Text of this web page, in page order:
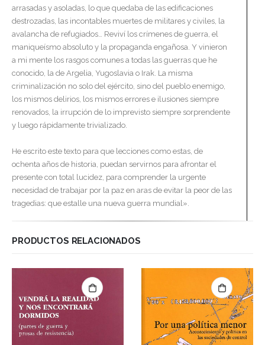
arrasadas y asoladas, lo que quedaba de las edificaciones
destrozadas, las incontables muertes de militares y civiles, la
avalancha de refugiados… Reviví los crímenes de guerra, el
maniqueísmo absoluto y la propaganda engañosa. Y vinieron
a mi mente los rasgos comunes a todas las guerras que he
conocido, la de Argelia, Yugoslavia o Irak. La misma
criminalización no solo del ejército, sino del pueblo enemigo,
los mismos delirios, los mismos errores e ilusiones siempre
renovados, la irrupción de lo imprevisto siempre sorprendente
y luego rápidamente trivializado.
He escrito este texto para que lecciones como estas, de
ochenta años de historia, puedan servirnos para afrontar el
presente con total lucidez, para comprender la urgente
necesidad de trabajar por la paz en aras de evitar la peor de las
tragedias: que estalle una nueva guerra mundial».
PRODUCTOS RELACIONADOS